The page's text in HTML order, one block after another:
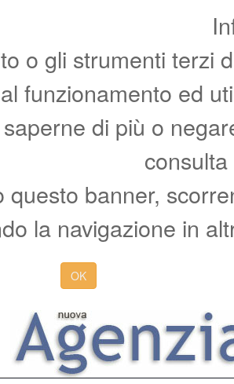
o gli strumenti terzi
funzionamento ed
di più o
questo banner,
la navigazione in
OK